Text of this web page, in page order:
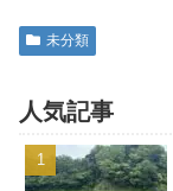
未分類
人気記事